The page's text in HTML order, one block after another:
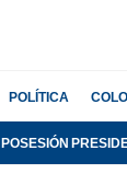
POLÍTICA
POSESIÓN